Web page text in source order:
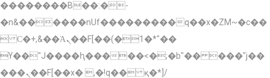
��������B��:�-
�n&������nUf���������q��x�ZM~�c��
 Ϲ�+,&��Ὰܢ��F[��(�1�*"��
ϒ��"J����ԧ�����<�;�b"�� ���"j��
���ܢ��F[��x� ,�!q�� қ�*]/